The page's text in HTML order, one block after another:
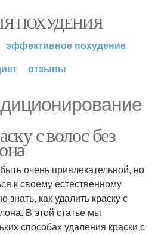
ПОХУДЕНИЯ
эффективное похудение
отзывы
с волос без
очень привлекательной, но
к своему естественному
знать, как удалить краску с
В этой статье мы
способах удаления краски с